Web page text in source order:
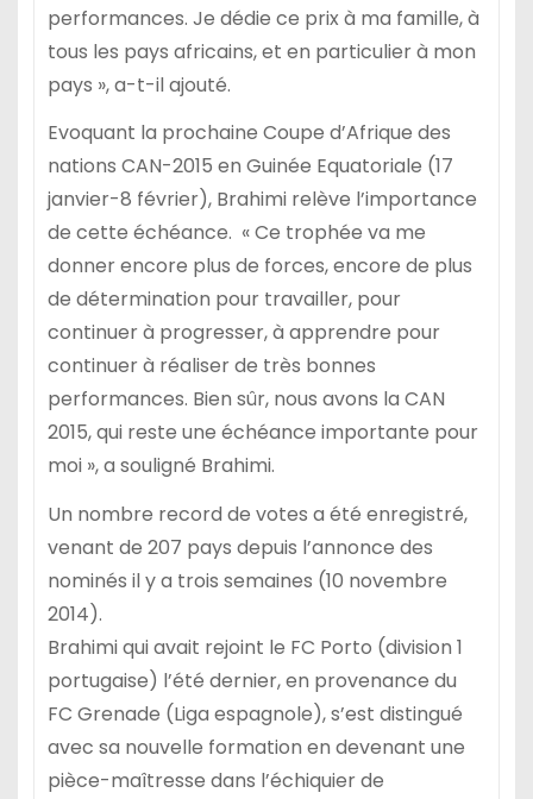
performances. Je dédie ce prix à ma famille, à
tous les pays africains, et en particulier à mon
pays », a-t-il ajouté.
Evoquant la prochaine Coupe d’Afrique des
nations CAN-2015 en Guinée Equatoriale (17
janvier-8 février), Brahimi relève l’importance
de cette échéance. « Ce trophée va me
donner encore plus de forces, encore de plus
de détermination pour travailler, pour
continuer à progresser, à apprendre pour
continuer à réaliser de très bonnes
performances. Bien sûr, nous avons la CAN
2015, qui reste une échéance importante pour
moi », a souligné Brahimi.
Un nombre record de votes a été enregistré,
venant de 207 pays depuis l’annonce des
nominés il y a trois semaines (10 novembre
2014).
Brahimi qui avait rejoint le FC Porto (division 1
portugaise) l’été dernier, en provenance du
FC Grenade (Liga espagnole), s’est distingué
avec sa nouvelle formation en devenant une
pièce-maîtresse dans l’échiquier de